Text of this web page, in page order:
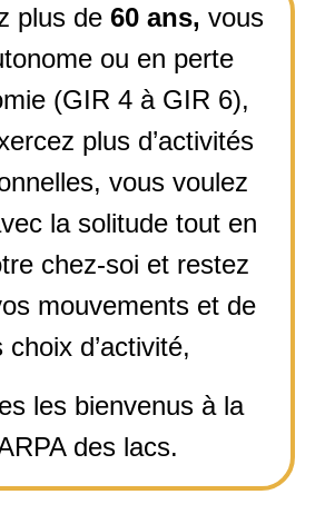
plus de 60 ans, vous
ou en perte
(GIR 4 à GIR 6),
plus d’activités
vous voulez
la solitude tout en
chez-soi et restez
mouvements et de
choix d’activité,
les bienvenus à la
des lacs.